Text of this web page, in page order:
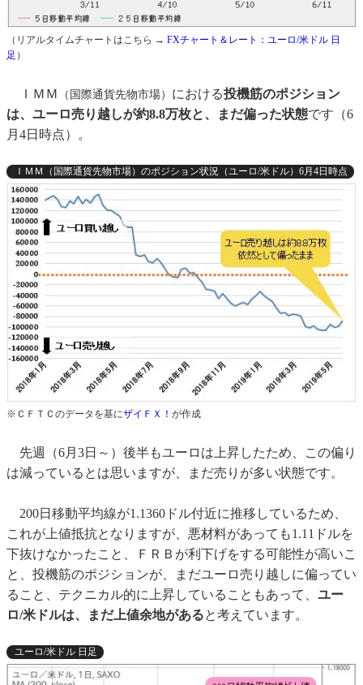
（リアルタイムチャートはこちら → FXチャート＆レート：ユーロ/米ドル 日
足 ）
ＩＭＭ （国際通貨先物市場） における投機筋のポジション
は、ユーロ売り越しが約8.8万枚と、まだ偏った状態です（6
月4日時点）。
ＩＭＭ（国際通貨先物市場）のポジション状況（ユーロ/米ドル）6月4日時点
※ＣＦＴＣのデータを基にザイＦＸ！ が作成
先週（6月3日～）後半もユーロは上昇したため、この偏り
は減っているとは思いますが、まだ売りが多い状態です。
200日移動平均線が1.1360ドル付近に推移しているため、
これが上値抵抗となりますが、悪材料があっても1.11ドルを
下抜けなかったこと、ＦＲＢが利下げをする可能性が高いこ
と、投機筋のポジションが、まだユーロ売り越しに偏ってい
ること、テクニカル的に上昇していることもあって、 ユー
ロ/米ドルは、まだ上値余地があると考えています。
ユーロ/米ドル 日足